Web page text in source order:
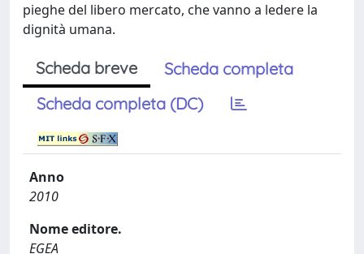
pieghe del libero mercato, che vanno a ledere la
dignità umana.
Scheda breve
Scheda completa
Scheda completa (DC)
Anno
2010
Nome editore.
EGEA